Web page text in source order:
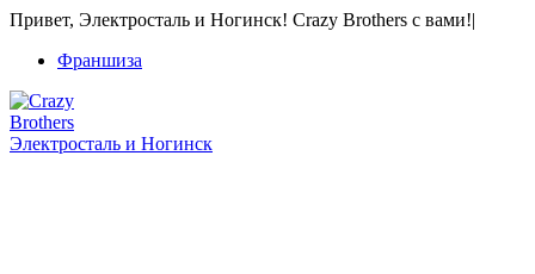
Привет, Электросталь и Ногинск! Crazy Brothers с вами!|
Франшиза
Электросталь и Ногинск